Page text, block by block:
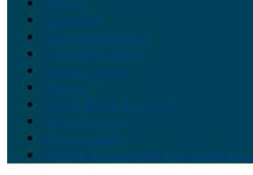
Новости
Аналитика
Тайны Геополитики
Российские элиты
Теория заговора
Украина
Новый Мировой Порядок
Тайны истории
Обратная связь
Правила комментирования материалов